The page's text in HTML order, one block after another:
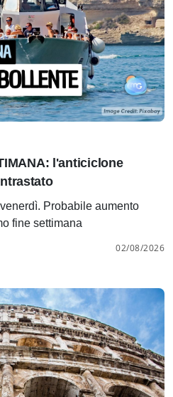
l'anticiclone
Probabile aumento
fine settimana
02/08/2026